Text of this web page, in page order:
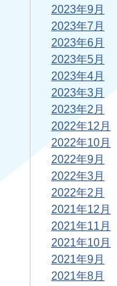
2023年9月
2023年7月
2023年6月
2023年5月
2023年4月
2023年3月
2023年2月
2022年12月
2022年10月
2022年9月
2022年3月
2022年2月
2021年12月
2021年11月
2021年10月
2021年9月
2021年8月